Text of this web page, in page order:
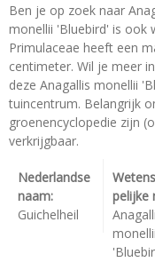
Ben je op zoek naar
monellii 'Bluebird' is ook
Primulaceae heeft een
centimeter. Wil je meer
deze Anagallis monellii
tuincentrum. Belangrijk
groenencyclopedie zijn
verkrijgbaar.
Nederlandse
naam:
Guichelheil
pelijke
monellii